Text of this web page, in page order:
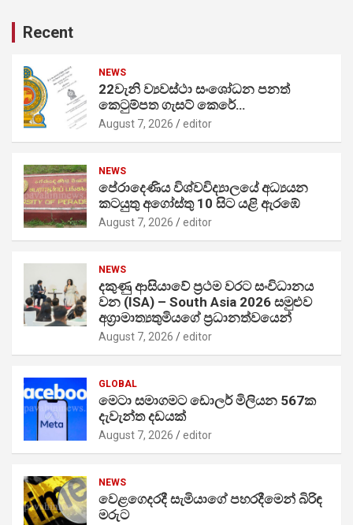
Recent
NEWS
22වැනි ව්‍යවස්ථා සංශෝධන පනත්
කෙටුම්පත ගැසට් කෙරේ…
August 7, 2026 editor
NEWS
පේරාදෙණිය විශ්වවිද්‍යාලයේ අධ්‍යයන
කටයුතු අගෝස්තු 10 සිට යළි ඇරඹේ
August 7, 2026 editor
NEWS
දකුණු ආසියාවේ ප්‍රථම වරට සංවිධානය
වන (ISA) – South Asia 2026 සමුළුව
අග්‍රාමාත්‍යතුමියගේ ප්‍රධානත්වයෙන්
August 7, 2026 editor
GLOBAL
මෙටා සමාගමට ඩොලර් මිලියන 567ක
දැවැන්ත දඩයක්
August 7, 2026 editor
NEWS
වෙළගෙදරදී සැමියාගේ පහරදීමෙන් බිරිඳ
මරුට